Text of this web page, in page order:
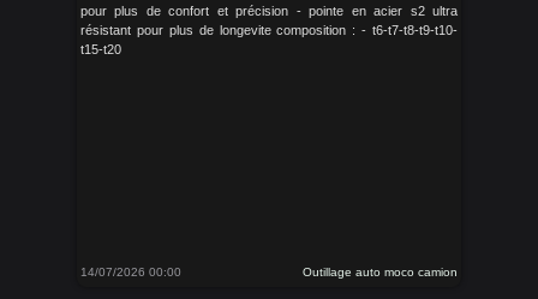
pour plus de confort et précision - pointe en acier s2 ultra
résistant pour plus de longevite composition : - t6-t7-t8-t9-t10-
t15-t20
14/07/2026 00:00 Outillage auto moco camion